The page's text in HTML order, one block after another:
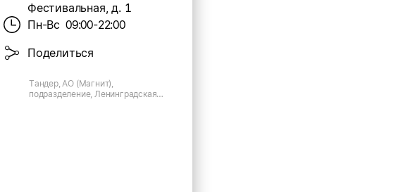
Фестивальная, д. 1
Пн-Вс 09:00-22:00
Поделиться
Тандер, АО (Магнит),
подразделение, Ленинградская